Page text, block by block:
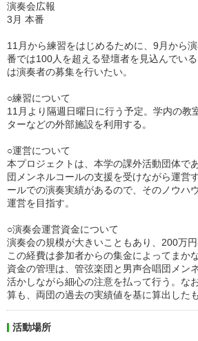
演奏会広報
3月 本番
11月から練習をはじめるために、9月から
番では100人を超える登壇者を見込んでい
は演奏者の募集を行いたい。
○練習について
11月より隔週日曜日に行う予定。学内の教
ターなどの外部施設を利用する。
○運営について
本プロジェクトは、本学の課外活動団体で
団メンネルコールの支援を受けながら運営
ールでの演奏実績があるので、そのノウハ
運営を目指す。
○演奏会運営資金について
演奏会の規模が大きいこともあり、200万円
この経費は参加者からの集金によってまか
資金の管理は、管弦楽団と男声合唱団メン
活かしながら細心の注意を払って行う。な
算も、両団の過去の実績値を基に算出した
活動場所